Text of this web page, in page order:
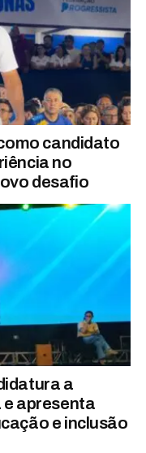
candidato
no
desafio
a
e apresenta
e inclusão